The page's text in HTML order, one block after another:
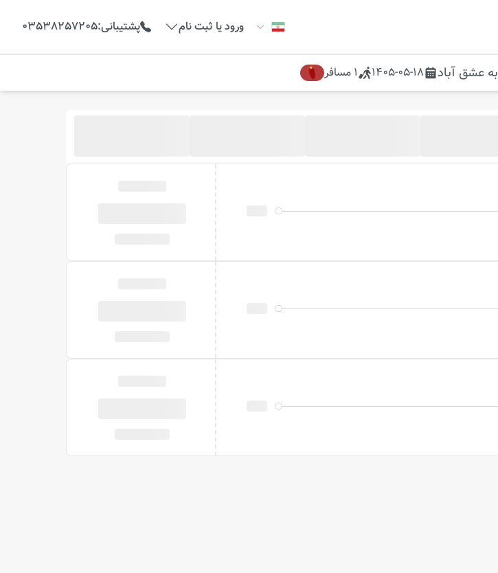
ورود یا ثبت نام پشتیبانی:
03538257205
به عشق آباد 1405-05-18
1 مسافر